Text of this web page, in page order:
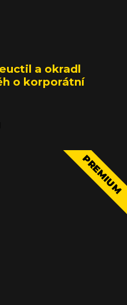
a okradl
o korporátní
PREMIUM